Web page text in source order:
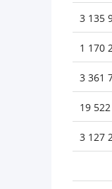
3 135
1 170
3 361
19
3 127